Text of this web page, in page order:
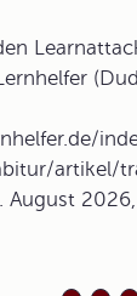
artikel/
August